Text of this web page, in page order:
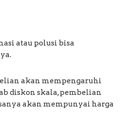
atau polusi bisa
akan mempengaruhi
diskon skala, pembelian
akan mempunyai harga